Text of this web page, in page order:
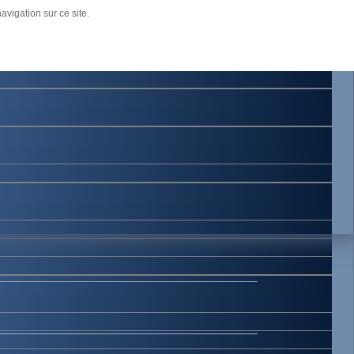
sur ce site.